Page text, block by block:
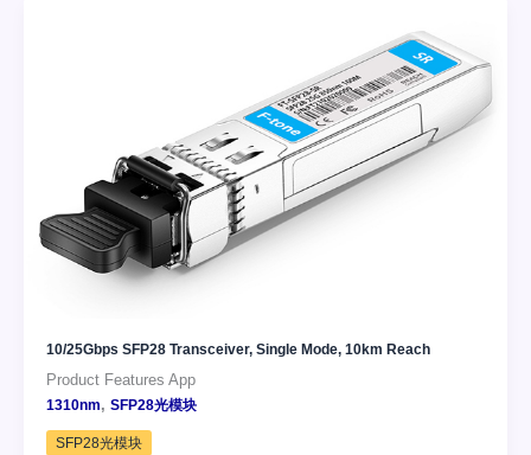
10/25Gbps SFP28 Transceiver, Single Mode, 10km Reach
Product Features App
1310nm, SFP28光模块
SFP28光模块